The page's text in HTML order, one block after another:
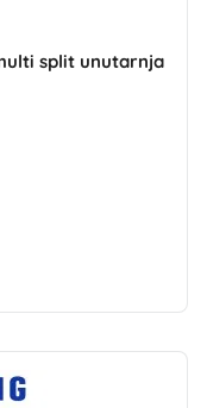
multi split unutarnja